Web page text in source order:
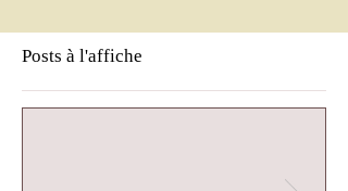
Posts à l'affiche